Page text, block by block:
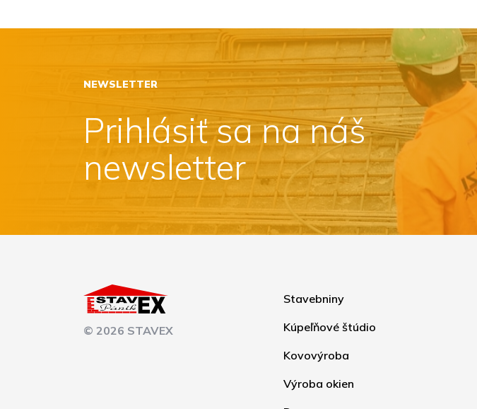
NEWSLETTER
Prihlásiť sa na náš
newsletter
© 2026 STAVEX
Stavebniny
Kúpeľňové štúdio
Kovovýroba
Výroba okien